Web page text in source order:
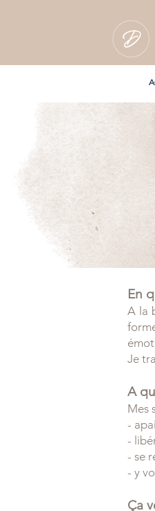
En
A la
Je
A
Mes
-
-
- se
- y
Ça